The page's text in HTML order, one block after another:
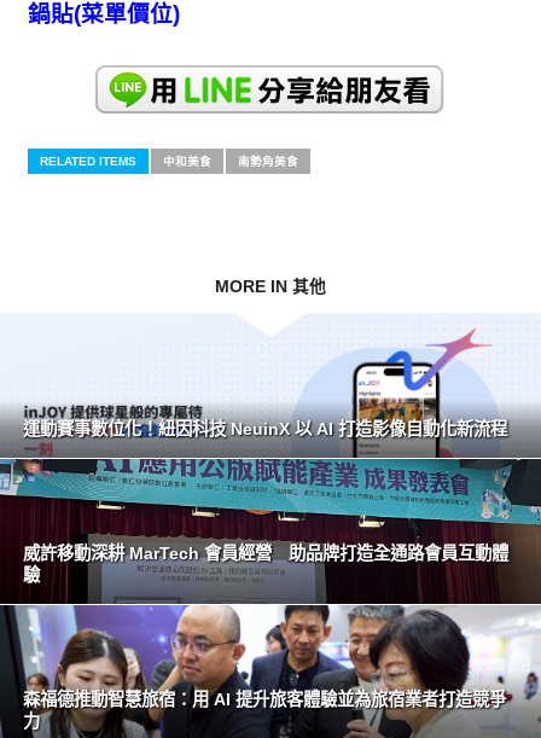
鍋貼(菜單價位)
RELATED ITEMS 中和美食 南勢角美食
MORE IN 其他
運動賽事數位化！紐因科技 NeuinX 以 AI 打造影像自動化新流程
威許移動深耕 MarTech 會員經營 助品牌打造全通路會員互動體
驗
森福德推動智慧旅宿：用 AI 提升旅客體驗並為旅宿業者打造競爭
力